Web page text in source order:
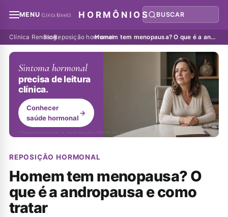
MENU HORMÔNIOS BUSCAR
Clínica Renasce
›Blog
›Reposição hormonal
› Homem tem menopausa? O que é a andropausa e como tratar
Sintoma hormonal
precisa de leitura
clínica.
Conhecer
saúde hormonal
→
* Responsável técnico: Dr. Renan Abdalla, CRM-PR 42232
REPOSIÇÃO HORMONAL
Homem tem menopausa? O
que é a andropausa e como
tratar